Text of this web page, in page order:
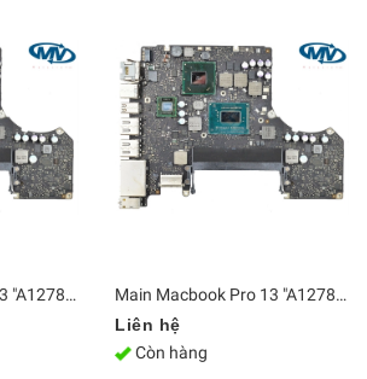
Main Macbook Pro 13 "A1278 Core i5 2012 820-3115-B
Main Macbook Pro 13 "A1278 Core i7 2012 820-3115-B
Liên hệ
Còn hàng